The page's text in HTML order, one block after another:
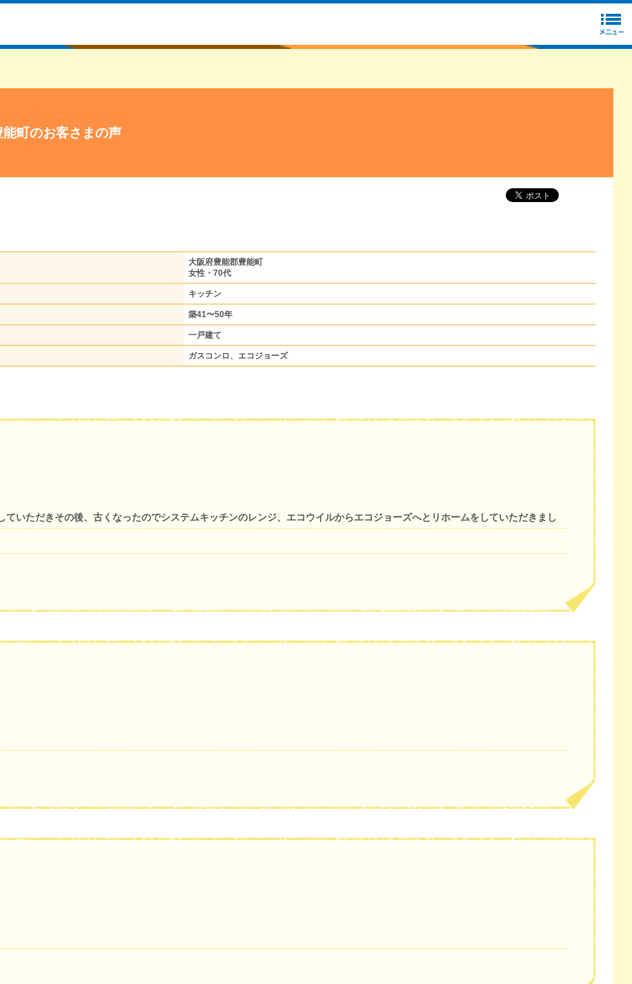
町のお客さまの声
大阪府豊能郡豊能町
女性・70代
キッチン
築41〜50年
一戸建て
ガスコンロ、エコジョーズ
いただきその後、古くなったのでシステムキッチンのレンジ、エコウイルからエコジョーズへとリホームをしていただきまし